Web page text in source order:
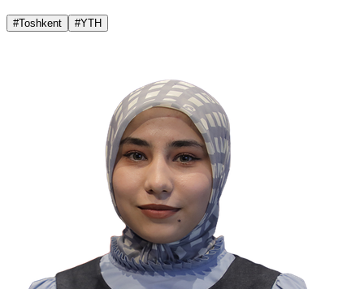
#Toshkent #YTH